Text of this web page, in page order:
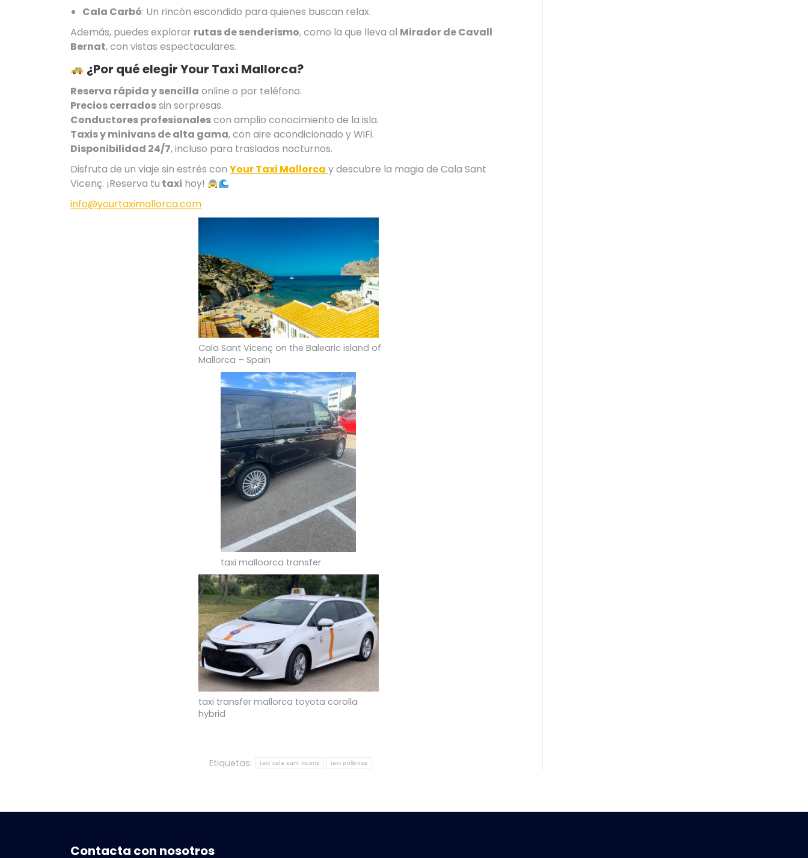
Cala Carbó: Un rincón escondido para quienes buscan relax.
Además, puedes explorar rutas de senderismo, como la que lleva al Mirador de Cavall
Bernat, con vistas espectaculares.
¿Por qué elegirYour Taxi Mallorca?
Reserva rápida y sencilla online o por teléfono.
Precios cerradossin sorpresas.
Conductores profesionalescon amplio conocimiento de la isla.
Taxis y minivans de alta gama, con aire acondicionado y WiFi.
Disponibilidad 24/7, incluso para traslados nocturnos.
Disfruta de un viaje sin estrés con Your Taxi Mallorca y descubre la magia de Cala Sant
Vicenç. ¡Reserva tu taxi hoy!
info@yourtaximallorca.com
Cala Sant Vicenç on the Balearic island of
Mallorca – Spain
taxi malloorca transfer
taxi transfer mallorca toyota corolla
hybrid
Etiquetas: taxi cala sant vicens taxi pollensa
Contacta con nosotros